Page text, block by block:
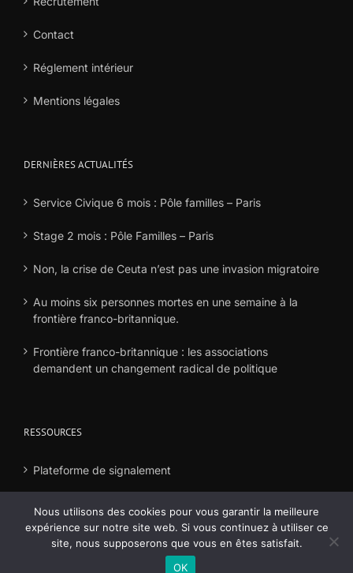
Contact
Réglement intérieur
Mentions légales
DERNIÈRES ACTUALITÉS
Service Civique 6 mois : Pôle familles – Paris
Stage 2 mois : Pôle Familles – Paris
Non, la crise de Ceuta n’est pas une invasion migratoire
Au moins six personnes mortes en une semaine à la
frontière franco-britannique.
Frontière franco-britannique : les associations
demandent un changement radical de politique
RESSOURCES
Plateforme de signalement
Nous utilisons des cookies pour vous garantir la meilleure
expérience sur notre site web. Si vous continuez à utiliser ce
site, nous supposerons que vous en êtes satisfait.
OK